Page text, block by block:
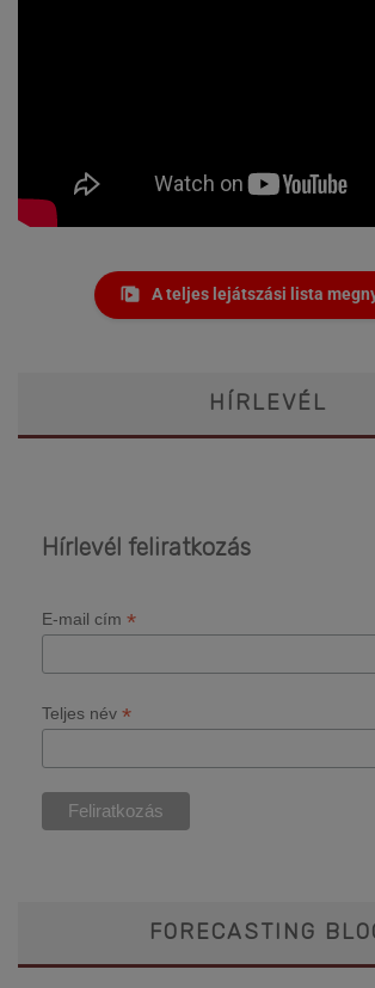
A teljes lejátszási lista
HÍRLEVÉL
Hírlevél feliratkozás
E-mail cím *
Teljes név *
FORECASTING